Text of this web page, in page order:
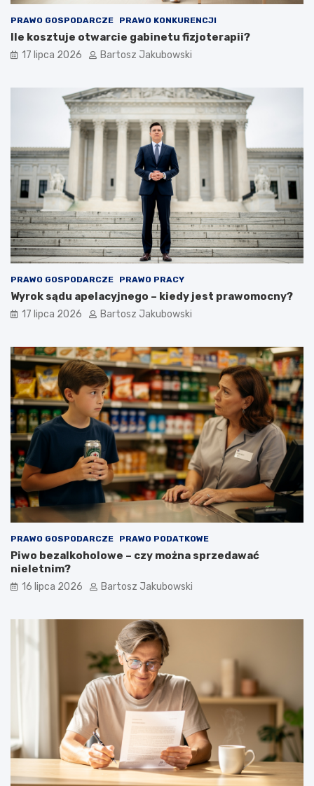
PRAWO GOSPODARCZE PRAWO KONKURENCJI
Ile kosztuje otwarcie gabinetu fizjoterapii?
17 lipca 2026 Bartosz Jakubowski
PRAWO GOSPODARCZE PRAWO PRACY
Wyrok sądu apelacyjnego – kiedy jest prawomocny?
17 lipca 2026 Bartosz Jakubowski
PRAWO GOSPODARCZE PRAWO PODATKOWE
Piwo bezalkoholowe – czy można sprzedawać
nieletnim?
16 lipca 2026 Bartosz Jakubowski